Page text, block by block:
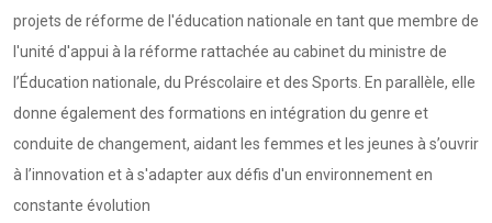
projets de réforme de l'éducation nationale en tant que membre de
l'unité d'appui à la réforme rattachée au cabinet du ministre de
l’Éducation nationale, du Préscolaire et des Sports. En parallèle, elle
donne également des formations en intégration du genre et
conduite de changement, aidant les femmes et les jeunes à s’ouvrir
à l’innovation et à s'adapter aux défis d'un environnement en
constante évolution